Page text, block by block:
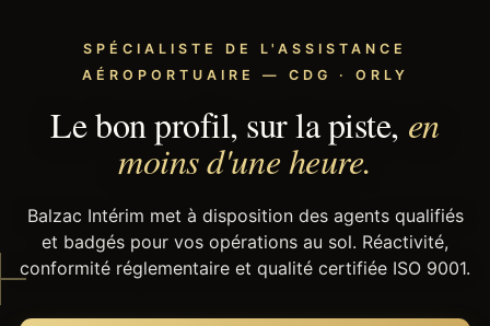
SPÉCIALISTE DE L'ASSISTANCE
AÉROPORTUAIRE — CDG · ORLY
Le bon profil, sur la piste, en
moins d'une heure.
Balzac Intérim met à disposition des agents qualifiés
et badgés pour vos opérations au sol. Réactivité,
conformité réglementaire et qualité certifiée ISO 9001.